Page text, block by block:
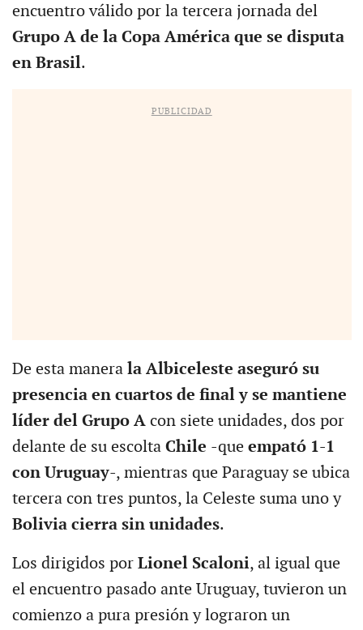
encuentro válido por la tercera jornada del
Grupo A de la Copa América que se disputa
en Brasil.
PUBLICIDAD
De esta manera la Albiceleste aseguró su
presencia en cuartos de final y se mantiene
líder del Grupo A con siete unidades, dos por
delante de su escolta Chile -que empató 1-1
con Uruguay-, mientras que Paraguay se ubica
tercera con tres puntos, la Celeste suma uno y
Bolivia cierra sin unidades.
Los dirigidos por Lionel Scaloni, al igual que
el encuentro pasado ante Uruguay, tuvieron un
comienzo a pura presión y lograron un